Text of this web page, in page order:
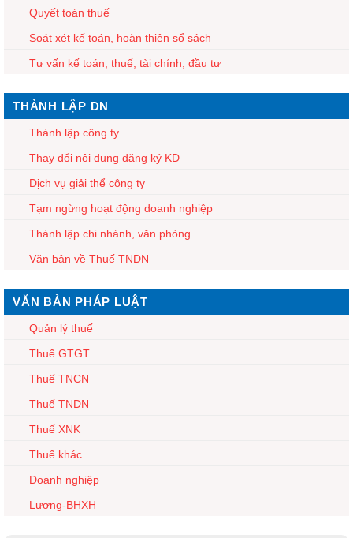
Quyết toán thuế
Soát xét kế toán, hoàn thiện sổ sách
Tư vấn kế toán, thuế, tài chính, đầu tư
THÀNH LẬP DN
Thành lập công ty
Thay đổi nội dung đăng ký KD
Dịch vụ giải thể công ty
Tạm ngừng hoạt động doanh nghiệp
Thành lập chi nhánh, văn phòng
Văn bản về Thuế TNDN
VĂN BẢN PHÁP LUẬT
Quản lý thuế
Thuế GTGT
Thuế TNCN
Thuế TNDN
Thuế XNK
Thuế khác
Doanh nghiệp
Lương-BHXH